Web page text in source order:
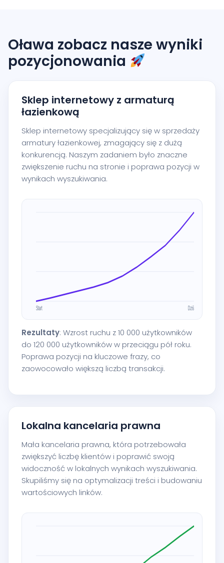
Oława zobacz nasze wyniki
pozycjonowania
Sklep internetowy z armaturą
łazienkową
Sklep internetowy specjalizujący się w sprzedaży
armatury łazienkowej, zmagający się z dużą
konkurencją. Naszym zadaniem było znaczne
zwiększenie ruchu na stronie i poprawa pozycji w
wynikach wyszukiwania.
Rezultaty: Wzrost ruchu z 10 000 użytkowników
do 120 000 użytkowników w przeciągu pół roku.
Poprawa pozycji na kluczowe frazy, co
zaowocowało większą liczbą transakcji.
Lokalna kancelaria prawna
Mała kancelaria prawna, która potrzebowała
zwiększyć liczbę klientów i poprawić swoją
widoczność w lokalnych wynikach wyszukiwania.
Skupiliśmy się na optymalizacji treści i budowaniu
wartościowych linków.